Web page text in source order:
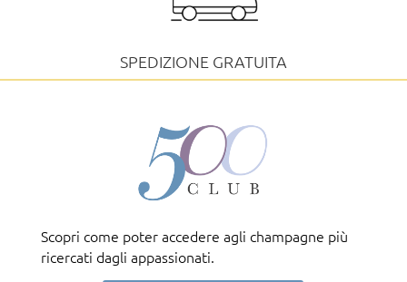
SPEDIZIONE GRATUITA
Scopri come poter accedere agli champagne più
ricercati dagli appassionati.